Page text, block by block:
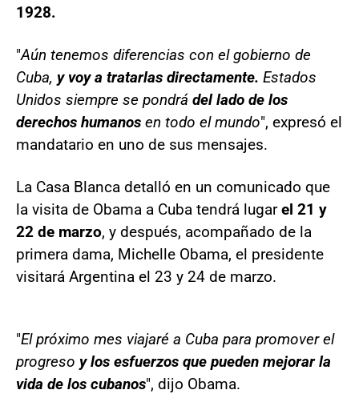
1928.
"Aún tenemos diferencias con el gobierno de
Cuba, y voy a tratarlas directamente. Estados
Unidos siempre se pondrá del lado de los
derechos humanos en todo el mundo", expresó el
mandatario en uno de sus mensajes.
La Casa Blanca detalló en un comunicado que
la visita de Obama a Cuba tendrá lugarel 21 y
22 de marzo, y después, acompañado de la
primera dama, Michelle Obama, el presidente
visitará Argentina el 23 y 24 de marzo.
"El próximo mes viajaré a Cuba para promover el
progreso y los esfuerzos que pueden mejorar la
vida de los cubanos", dijo Obama.